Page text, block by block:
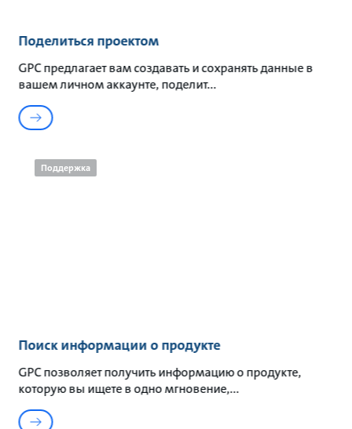
Поделиться проектом
GPC предлагает вам создавать и сохранять данные в
вашем личном аккаунте, поделит
Поддержка
Поиск информации о продукте
GPC позволяет получить информацию о продукте,
которую вы ищете в одно мгновение,